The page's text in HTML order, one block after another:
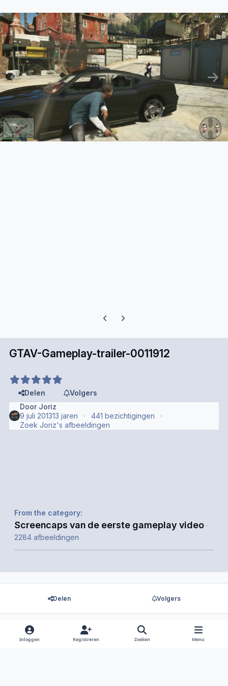
Previous carousel slide
Next carousel slide
GTAV-Gameplay-trailer-0011912
Delen
Volgers
Door Joriz
9 juli 201313 jaren
441 bezichtigingen
Zoek Joriz's afbeeldingen
From the category:
Screencaps van de eerste gameplay video ·
2284 afbeeldingen
Delen Volgers
Er zijn geen reacties om weer te geven.
Inloggen Registreren Zoeken Menu